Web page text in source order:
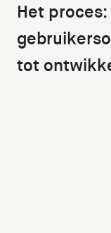
Het
tot